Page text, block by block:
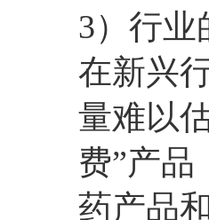
3）行业
在新兴
量难以
费”产品
药产品